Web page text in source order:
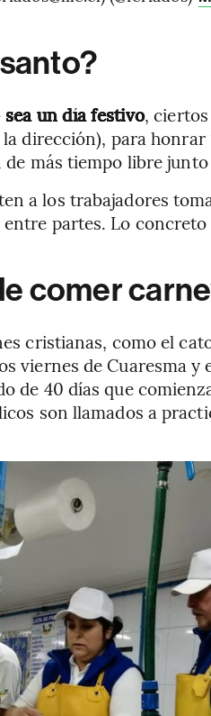
un día festivo,
dirección), para honrar
más tiempo libre junto
a los trabajadores
partes. Lo concreto
comer
cristianas, como el
viernes de Cuaresma y
de 40 días que
son llamados a